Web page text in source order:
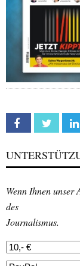
Facebook Twitter
Wenn Ihnen unser
des
Journalismus.